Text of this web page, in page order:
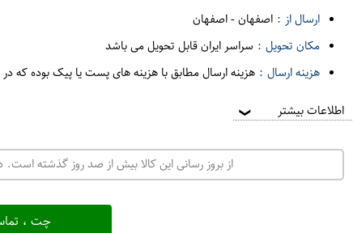
ارسال از : اصفهان-اصفهان
مکان تحویل : سراسر ایران قابل تحویل می باشد
هزینه ارسال : هزینه ارسال مطابق با هزینه های پست یا پیک بوده که
اطلاعات بیشتر ❯
از بروز رسانی این کالا بیش از صد روز گذشته است.
چت ،